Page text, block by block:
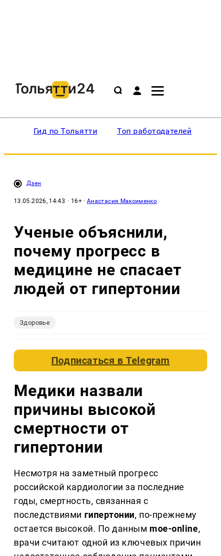
Гид по Тольятти Топ работодателей
Дзен
13.05.2026, 14:43 · 16+ ·Анастасия Максименко
Ученые объяснили,
почему прогресс в
медицине не спасает
людей от гипертонии
Здоровье
Подписаться вTelegram
Медики назвали
причины высокой
смертности от
гипертонии
Несмотря на заметный прогресс
российской кардиологии за последние
годы, смертность, связанная с
последствиями гипертонии, по-прежнему
остается высокой. По данным moe-online,
врачи считают одной из ключевых причин